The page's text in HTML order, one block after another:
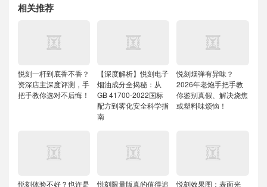
相关推荐
悦刻一杆到底香不香？
资深店主深度评测，手
把手教你选对不后悔！
【深度解析】悦刻电子
烟油成分全揭秘：从
GB 41700-2022国标
配方到雾化安全科学指
南
悦刻烟弹有异味？
2026年老炮手把手教
你鉴别真假、解决烧焦
或塑料味烦恼！
悦刻体验不好？也许是 悦刻限量版真的值得追 悦刻效果图：表面光